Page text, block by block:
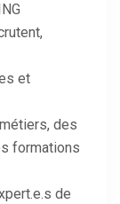
et
des
formations
de